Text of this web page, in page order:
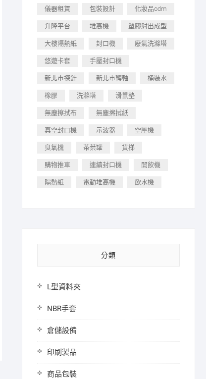
儀器租賃 包裝設計 化妝品odm
升降平台 堆高機 塑膠射出成型
大樓隔熱紙 封口機 廢氣洗滌塔
悠遊卡套 手壓封口機
新北市探針 新北市轉軸 桶裝水
橡膠 洗滌塔 滑鼠墊
無塵擦拭布 無塵擦拭紙
真空封口機 示波器 空壓機
臭氧機 茶葉罐 貨梯
購物推車 連續封口機 開飲機
隔熱紙 電動堆高機 飲水機
分類
L型資料夾
NBR手套
倉儲設備
印刷製品
商品包裝